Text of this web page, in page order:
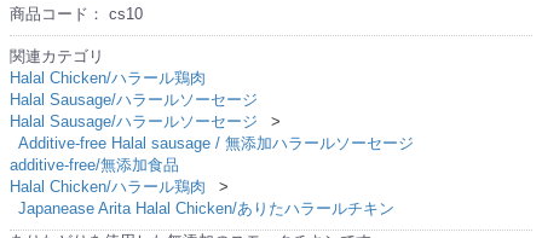
商品コード： cs10
関連カテゴリ
Halal Chicken/ハラール鶏肉
Halal Sausage/ハラールソーセージ
Halal Sausage/ハラールソーセージ
Additive-free Halal sausage / 無添加ハラールソーセージ
additive-free/無添加食品
Halal Chicken/ハラール鶏肉
Japanease Arita Halal Chicken/ありたハラールチキン